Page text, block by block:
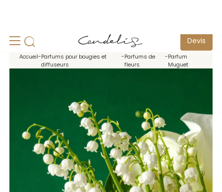
Devis
Accueil-Parfums pour bougies et
diffuseurs
-Parfums de
fleurs
-Parfum
Muguet